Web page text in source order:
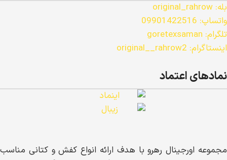
بله: original_rahrow
واتساپ: 09901422516
تلگرام: goretexsaman
اینستاگرام: original__rahrow2
نمادهای اعتماد
مجموعه اورجینال رهرو با هدف ارائه انواع کفش و کتانی مناسب